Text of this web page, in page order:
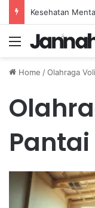
Menu
Home /Olahraga
Pantai